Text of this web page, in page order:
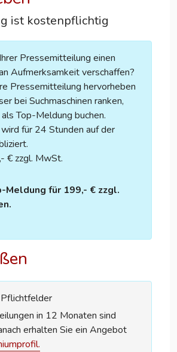
ist kostenpflichtig
Pressemitteilung einen
Aufmerksamkeit verschaffen?
Pressemitteilung hervorheben
bei Suchmaschinen ranken,
Top-Meldung buchen.
für 24 Stunden auf der
€ zzgl. MwSt.
Meldung für 199,- € zzgl.
in 12 Monaten sind
erhalten Sie ein Angebot